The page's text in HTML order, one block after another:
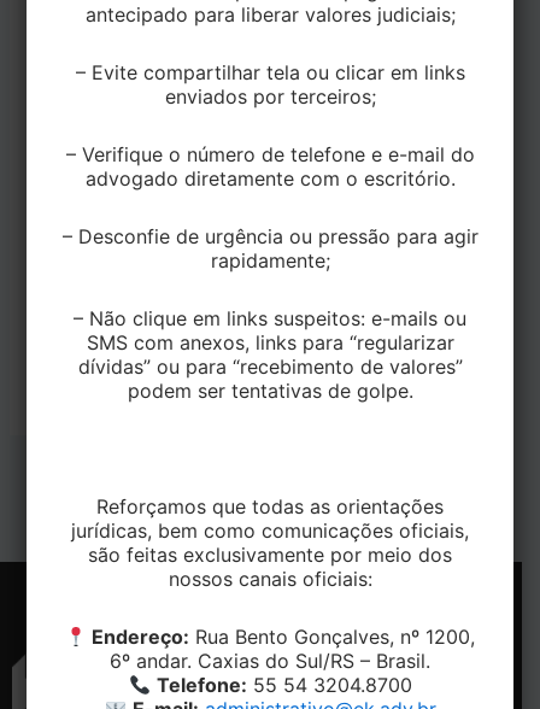
Revestimento Aluseal Super
Rotação (RPM) 1800
Dimensões (mm) 6,3×38
Embalagem Padrão
1500
Opcional
Arruelas Médias ou
Grande
antecipado para liberar valores judiciais;
– Evite compartilhar tela ou clicar em links
enviados por terceiros;
– Verifique o número de telefone e e-mail do
advogado diretamente com o escritório.
– Desconfie de urgência ou pressão para agir
rapidamente;
– Não clique em links suspeitos: e-mails ou
SMS com anexos, links para “regularizar
dívidas” ou para “recebimento de valores”
podem ser tentativas de golpe.
Reforçamos que todas as orientações
jurídicas, bem como comunicações oficiais,
são feitas exclusivamente por meio dos
nossos canais oficiais:
Endereço: Rua Bento Gonçalves, nº 1200,
6º andar. Caxias do Sul/RS – Brasil.
Telefone: 55 54 3204.8700